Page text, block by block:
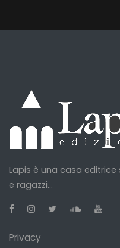
Lapis è una casa
e ragazzi...
Privacy